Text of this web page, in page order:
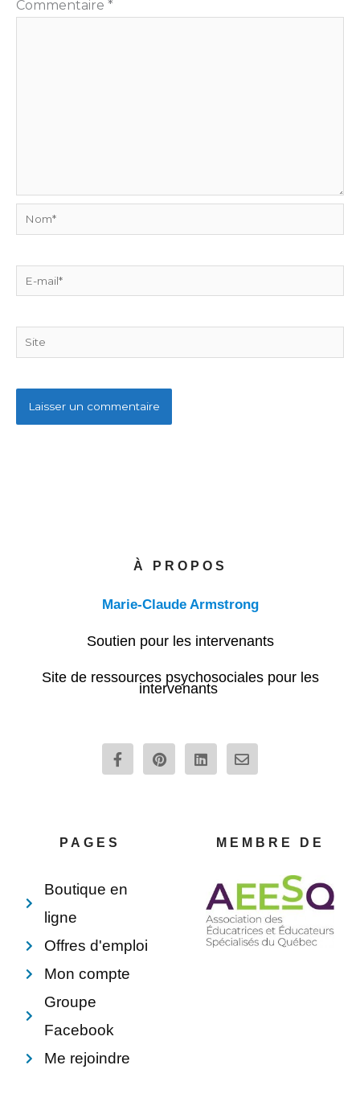
Commentaire *
Nom*
E-
mail*
Site
À PROPOS
Marie-Claude Armstrong
Soutien pour les intervenants
Site de ressources psychosociales pour les
intervenants
F
a
c
P
i
n
L
i
n
E
n
v
p
e
PAGES
Boutique en
ligne
Offres d'emploi
Mon compte
Groupe
Facebook
Me rejoindre
MEMBRE DE